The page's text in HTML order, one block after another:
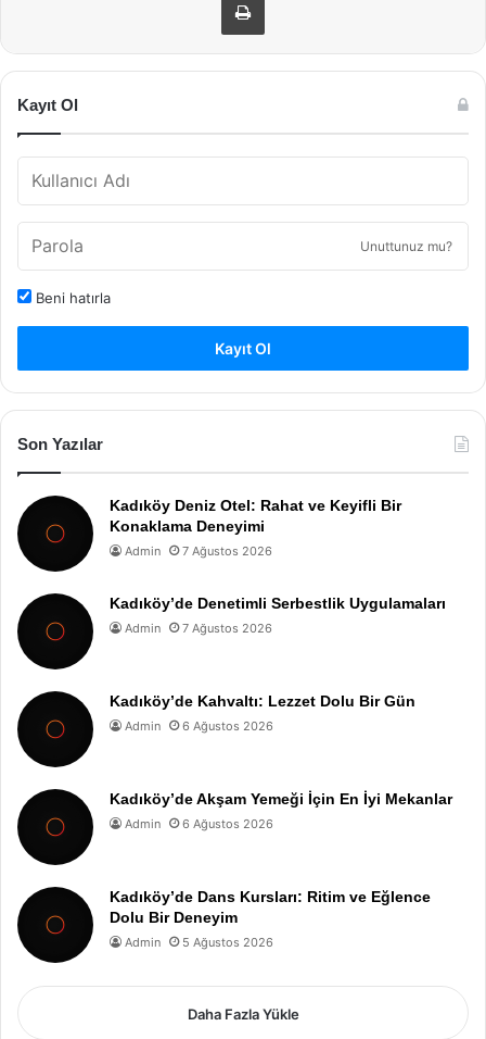
Kayıt Ol
Unuttunuz mu?
Beni hatırla
Kayıt Ol
Son Yazılar
Kadıköy Deniz Otel: Rahat ve Keyifli Bir
Konaklama Deneyimi
Admin 7 Ağustos 2026
Kadıköy’de Denetimli Serbestlik Uygulamaları
Admin 7 Ağustos 2026
Kadıköy’de Kahvaltı: Lezzet Dolu Bir Gün
Admin 6 Ağustos 2026
Kadıköy’de Akşam Yemeği İçin En İyi Mekanlar
Admin 6 Ağustos 2026
Kadıköy’de Dans Kursları: Ritim ve Eğlence
Dolu Bir Deneyim
Admin 5 Ağustos 2026
Daha Fazla Yükle